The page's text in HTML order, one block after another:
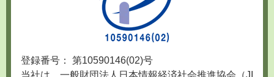
当社は、一般財団法人日本情報経済社会推進協会（JI